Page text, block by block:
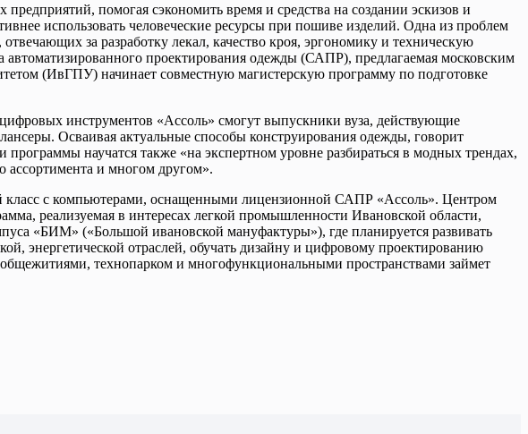
помогая сэкономить время и средства на создании эскизов и
использовать человеческие ресурсы при пошиве изделий. Одна из проблем
за разработку лекал, качество кроя, эргономику и техническую
проектирования одежды (САПР), предлагаемая московским
(ИвГПУ) начинает совместную магистерскую программу по подготовке
инструментов «Ассоль» смогут выпускники вуза, действующие
Осваивая актуальные способы конструирования одежды, говорит
научатся также «на экспертном уровне разбираться в модных трендах,
ассортимента и многом другом».
класс с компьютерами, оснащенными лицензионной САПР «Ассоль». Центром
реализуемая в интересах легкой промышленности Ивановской области,
«БИМ» («Большой ивановской мануфактуры»), где планируется развивать
энергетической отраслей, обучать дизайну и цифровому проектированию
технопарком и многофункциональными пространствами займет